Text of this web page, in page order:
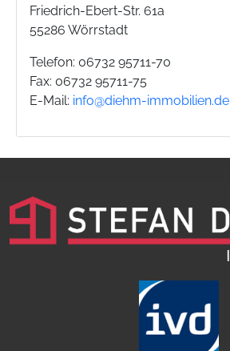
Friedrich-Ebert-Str. 61a
55286 Wörrstadt
Telefon: 06732 95711-70
Fax: 06732 95711-75
E-Mail: info@diehm-immobilien.de